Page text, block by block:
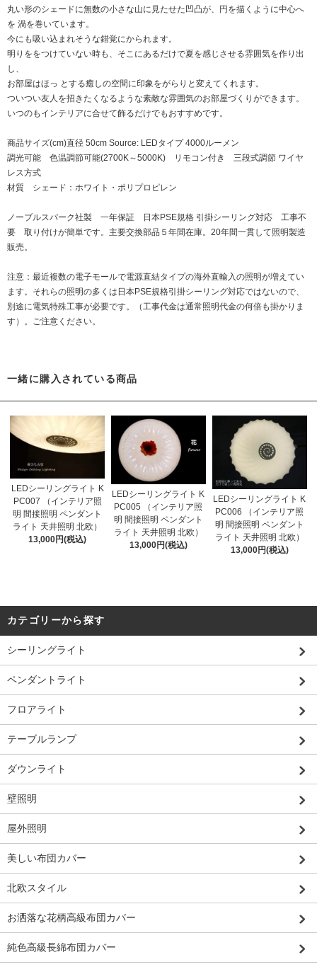
丸い形のシェードに無数の小さな山に見たせた凹凸が、円を描くように中心へ
を 渦を巻いています。
今にも吸い込まれそうな錯覚にかられます。
明りををつけていない時も、そこにあるだけで夏を感じさせる雰囲気を作り出
し、
お部屋はほっ とする癒しの空間に印象をがらりと変えてくれます。
ついつい友人を招きたくなるような素敵な雰囲気のお部屋づくりができます。
いつのもインテリアに合せて飾るだけでもおすすめです。
商品サイズ(cm)直径 50cm Source: LEDタイプ 4000ルーメン
調光可能 色温調節可能(2700K～5000K) リモコン付き 三段式調節 ワイヤ
レス方式
材質 シェード：ホワイト・ポリプロピレン
ノーブルスパーク社製 一年保証 日本PSE規格 引掛シーリング対応 工事不
要 取り付けが簡単です。主要交換部品５年間在庫。20年間一貫して照明製造
販売。
注意：最近複数の電子モールで電源直結タイプの海外直輸入の照明が増えてい
ます。それらの照明の多くは日本PSE規格引掛シーリング対応ではないので、
別途に電気特殊工事が必要です。（工事代金は通常照明代金の何倍も掛かりま
す）。ご注意ください。
一緒に購入されている商品
LEDシーリングライト K
PC007 （インテリア照
明 間接照明 ペンダント
ライト 天井照明 北欧）
13,000円(税込)
LEDシーリングライト K
PC005 （インテリア照
明 間接照明 ペンダント
ライト 天井照明 北欧）
13,000円(税込)
LEDシーリングライト K
PC006 （インテリア照
明 間接照明 ペンダント
ライト 天井照明 北欧）
13,000円(税込)
カテゴリーから探す
シーリングライト
ペンダントライト
フロアライト
テーブルランプ
ダウンライト
壁照明
屋外照明
美しい布団カバー
北欧スタイル
お洒落な花柄高級布団カバー
純色高級長綿布団カバー